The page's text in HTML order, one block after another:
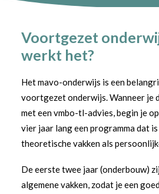
Voortgezet
werkt het?
Het mavo-onderwijs is een
voortgezet onderwijs. Wanneer je
met een vmbo-tl-advies, begin je
vier jaar lang een programma dat
theoretische vakken als
De eerste twee jaar (onderbouw)
algemene vakken, zodat je een